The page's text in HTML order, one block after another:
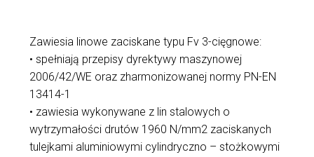
Zawiesia linowe zaciskane typu Fv 3-cięgnowe:
• spełniają przepisy dyrektywy maszynowej
2006/42/WE oraz zharmonizowanej normy PN-EN
13414-1
• zawiesia wykonywane z lin stalowych o
wytrzymałości drutów 1960 N/mm2 zaciskanych
tulejkami aluminiowymi cylindryczno – stożkowymi